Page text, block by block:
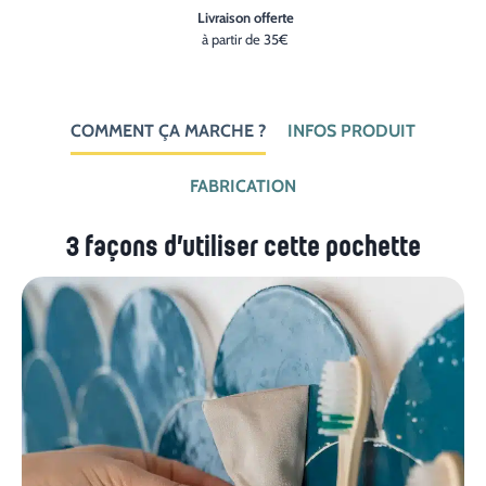
Livraison offerte
à partir de 35€
COMMENT ÇA MARCHE ? INFOS PRODUIT
FABRICATION
3 façons d’utiliser cette pochette